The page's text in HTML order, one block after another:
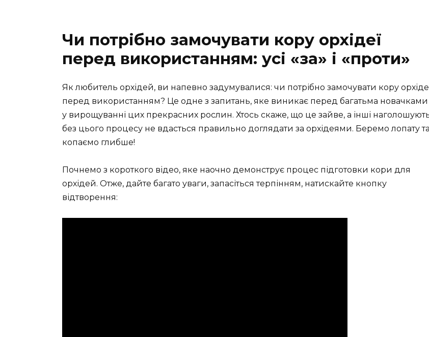
Чи потрібно замочувати кору орхідеї
перед використанням: усі «за» і «проти»
Як любитель орхідей, ви напевно задумувалися: чи потрібно замочувати кору
перед використанням? Це одне з запитань, яке виникає перед багатьма новачками
у вирощуванні цих прекрасних рослин. Хтось скаже, що це зайве, а інші
без цього процесу не вдасться правильно доглядати за орхідеями. Беремо лопату та
копаємо глибше!
Почнемо з короткого відео, яке наочно демонструє процес підготовки кори для
орхідей. Отже, дайте багато уваги, запасіться терпінням, натискайте кнопку
відтворення: